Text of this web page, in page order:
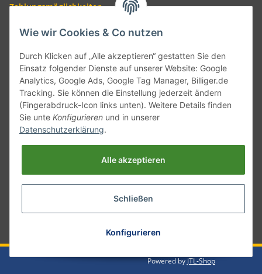
Zahlungsmöglichkeiten
Versand mit
* Alle Preise inkl. gesetzlicher USt., zzgl.Versand
Powered byJTL-Shop
Wie wir Cookies & Co nutzen
Durch Klicken auf „Alle akzeptieren“ gestatten Sie den
Einsatz folgender Dienste auf unserer Website: Google
Analytics, Google Ads, Google Tag Manager, Billiger.de
Tracking. Sie können die Einstellung jederzeit ändern
(Fingerabdruck-Icon links unten). Weitere Details finden
Sie unte Konfigurieren und in unserer
Datenschutzerklärung.
Alle akzeptieren
Schließen
Konfigurieren